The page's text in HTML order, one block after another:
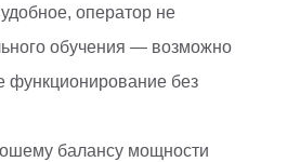
оператор не
обучения — возможно
функционирование без
балансу мощности